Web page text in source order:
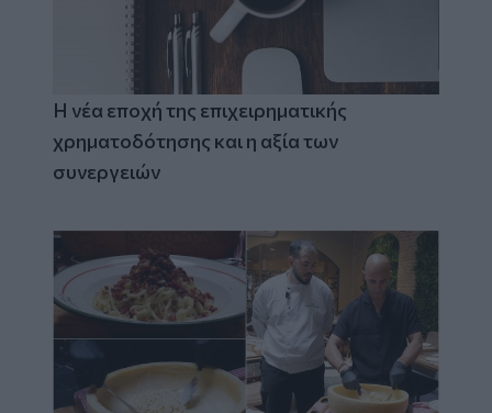
Η νέα εποχή της επιχειρηματικής
χρηματοδότησης και η αξία των
συνεργειών